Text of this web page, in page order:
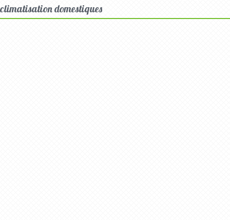
climatisation domestiques